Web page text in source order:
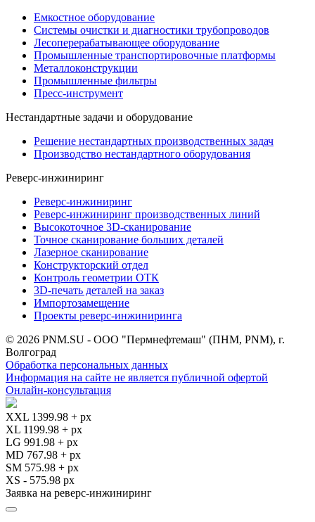
Емкостное оборудование
Системы очистки и диагностики трубопроводов
Лесоперерабатывающее оборудование
Промышленные транспортировочные платформы
Металлоконструкции
Промышленные фильтры
Пресс-инструмент
Нестандартные задачи и оборудование
Решение нестандартных производственных задач
Производство нестандартного оборудования
Реверс-инжиниринг
Реверс-инжиниринг
Реверс-инжиниринг производственных линий
Высокоточное 3D-сканирование
Точное сканирование больших деталей
Лазерное сканирование
Конструкторский отдел
Контроль геометрии ОТК
3D-печать деталей на заказ
Импортозамещение
Проекты реверс-инжиниринга
© 2026 PNM.SU - ООО "Пермнефтемаш" (ПНМ, PNM), г.
Волгоград
Обработка персональных данных
Информация на сайте не является публичной офертой
Онлайн-консультация
XXL 1399.98 + px
XL 1199.98 + px
LG 991.98 + px
MD 767.98 + px
SM 575.98 + px
XS - 575.98 px
Заявка на реверс-инжиниринг